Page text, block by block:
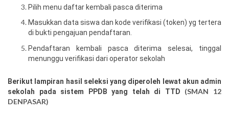
Pilih menu daftar kembali pasca diterima
Masukkan data siswa dan kode verifikasi (token) yg tertera
di bukti pengajuan pendaftaran
Pendaftaran kembali pasca diterima selesai, tinggal
menunggu verifikasi dari operator sekolah
Berikut lampiran hasil seleksi yang diperoleh lewat akun admin
sekolah pada sistem PPDB yang telah di TTD (SMAN 12
DENPASAR)